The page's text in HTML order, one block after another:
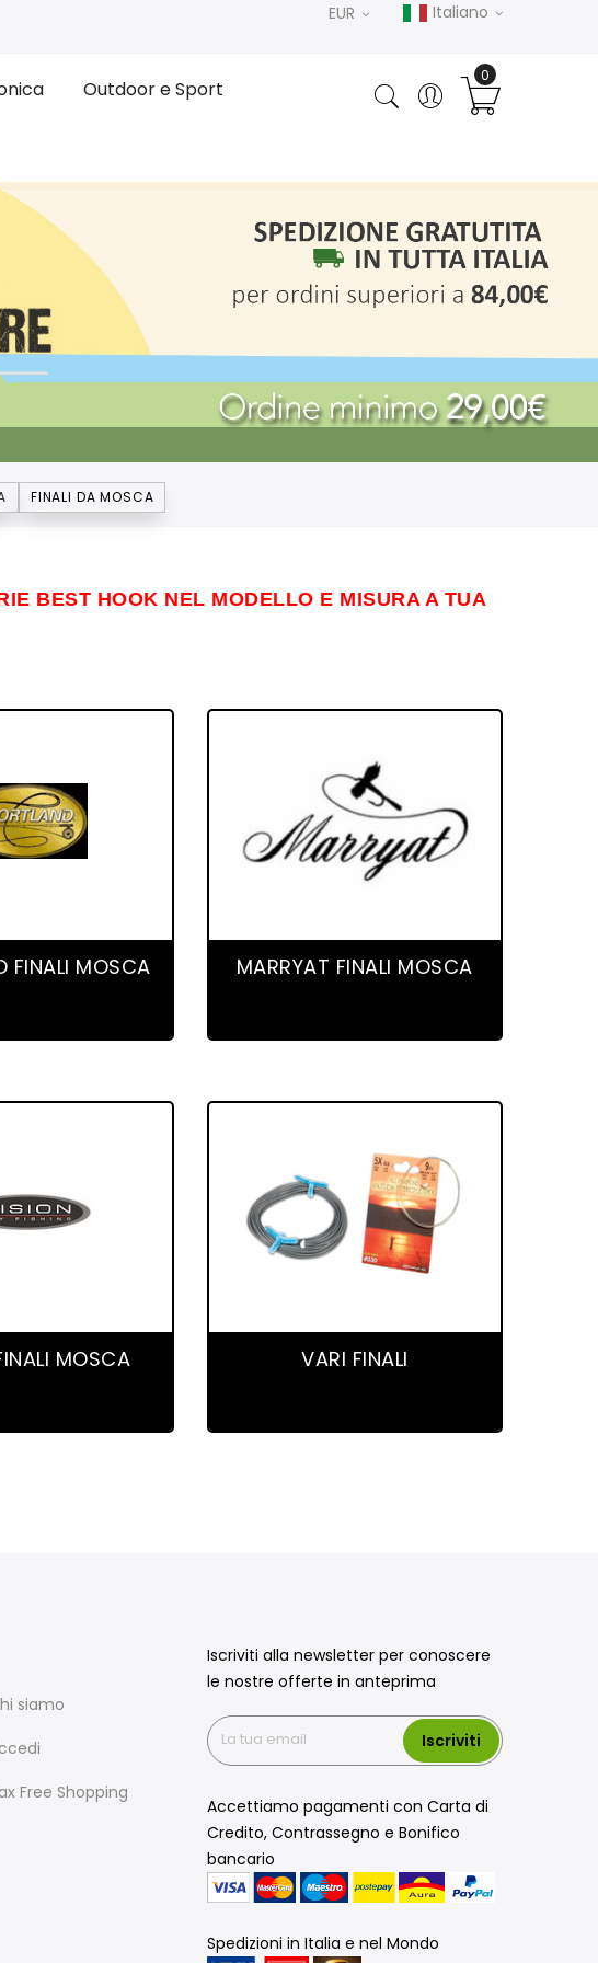
Italiano
EUR
Outdoor e Sport
FINALI DA MOSCA
BEST HOOK NEL MODELLO E MISURA A TUA
FINALI MOSCA 2 product(s)
MARRYAT FINALI MOSCA
MOSCA 7 product(s)
VARI FINALI
siamo
Free Shopping
Iscriviti alla newsletter per conoscere
le nostre offerte in anteprima
Iscriviti
Accettiamo pagamenti con Carta di
Credito, Contrassegno e Bonifico
bancario
Spedizioni in Italia e nel Mondo